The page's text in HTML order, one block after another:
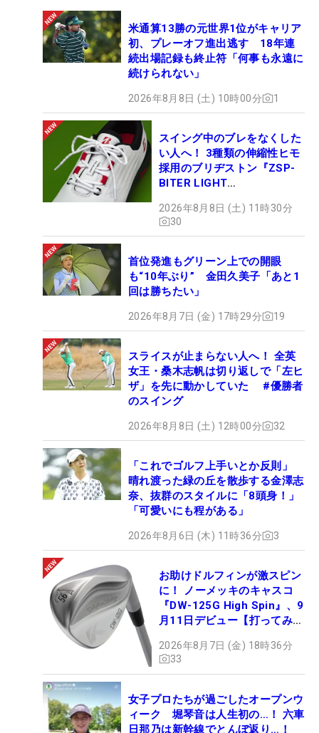
米通算13勝の元世界1位がキャリア
初、プレーオフ進出逃す 18年連
続出場記録も終止符「何事も永遠に
続けられない」
2026年8月8日 (土) 10時00分 1
スイング中のブレをなくした
い人へ！ 3種類の伸縮性ヒモ
採用のブリヂストン『ZSP-
BITER LIGHT
ュー
2026年8月8日 (土) 11時30分
30
首位発進もグリーン上での開眼
も“10年ぶり” 金田久美子「あと1
回は勝ちたい」
2026年8月7日 (金) 17時29分 19
スライスが止まらない人へ！ 全英
女王・桑木志帆は切り返しで「左ヒ
ザ」を先に動かしていた #優勝者
のスイング
2026年8月8日 (土) 12時00分 32
「これでゴルフ上手いとか反則」
晴れ渡った緑の丘を散歩する金澤志
奈、抜群のスタイルに「8頭身！」
「可愛いにも程がある」
2026年8月6日 (木) 11時36分 3
お助けドルフィンが激スピン
に！ ノーメッキのキャスコ
『DW-125G High Spin』、9
月11日デビュー【打ってみ
2026年8月7日 (金) 18時36分
33
女子プロたちが過ごしたオープンウ
ィーク 堀琴音は人生初の…！ 六車
日那乃は新幹線でとんぼ返り…！